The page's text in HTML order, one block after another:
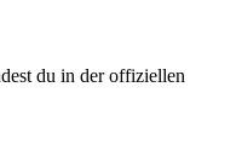
du in der offiziellen